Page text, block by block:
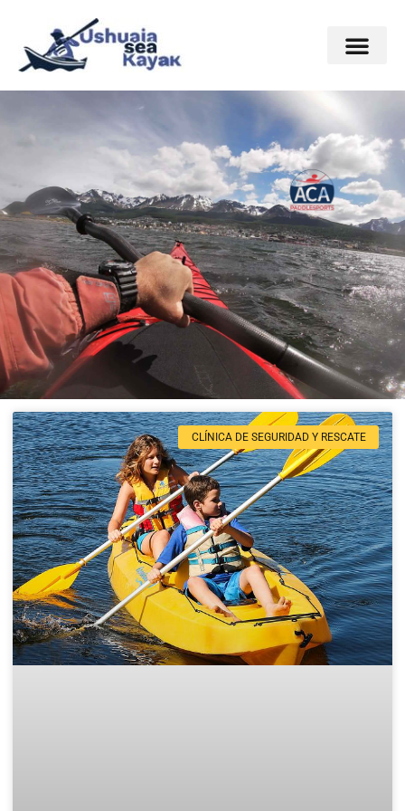
CLÍNICA DE SEGURIDAD Y RESCATE